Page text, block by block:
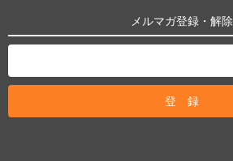
メルマガ登録・解除